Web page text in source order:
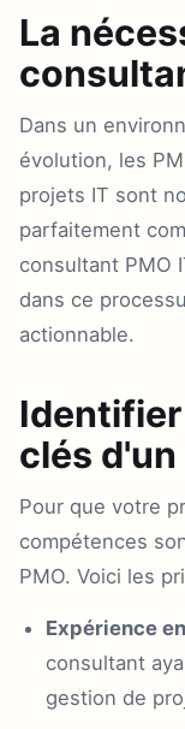
La
Dans un
évolution, les
projets IT sont
parfaitement
consultant PMO
dans ce
actionnable.
clés d'un
Pour que votre
compétences
PMO. Voici les
Expérience
consultant
gestion de